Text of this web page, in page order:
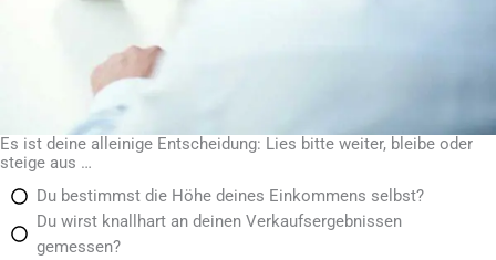
Es ist deine alleinige Entscheidung: Lies bitte weiter, bleibe oder
steige aus …
Du bestimmst die Höhe deines Einkommens selbst?
Du wirst knallhart an deinen Verkaufsergebnissen
gemessen?